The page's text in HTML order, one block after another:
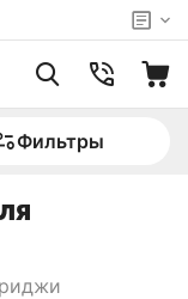
Фильтры